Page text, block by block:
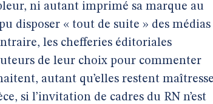
ni autant imprimé sa marque au
disposer « tout de suite » des médias
les chefferies éditoriales
de leur choix pour commenter
autant qu’elles restent
si l’invitation de cadres du RN n’est